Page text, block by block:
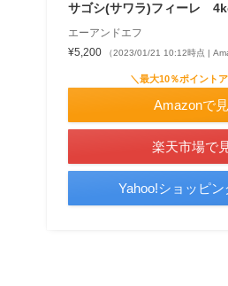
サゴシ(サワラ)フィーレ
エーアンドエフ
¥5,200
（2023/01/21 10:12時点 |
＼最大10％ポイント
Amazonで
楽天市場で
Yahoo!ショッピン